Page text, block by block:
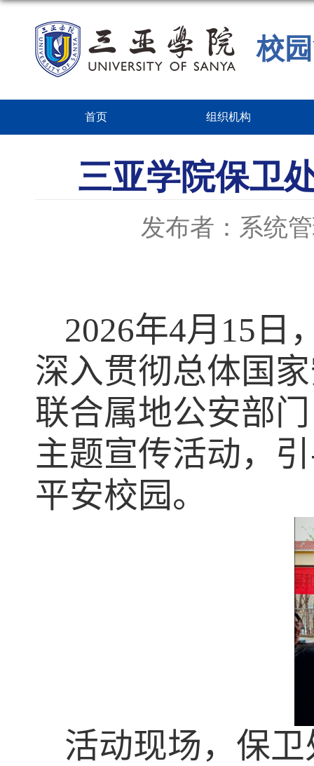
校
首页 组织机构
三亚学院保卫
发布者：系统
2026年4月 15 日
深入贯彻总体国
联合属地公安部
主题宣传活动，
平安校园。
活动现场，保